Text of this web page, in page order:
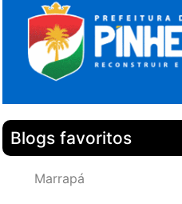
Blogs favoritos
Marrapá